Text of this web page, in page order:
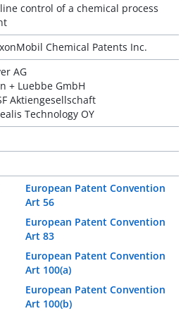
control of a chemical process
Chemical Patents Inc.
AG
+ Luebbe GmbH
Aktiengesellschaft
Technology OY
European Patent Convention
Art 56
European Patent Convention
Art 83
European Patent Convention
Art 100(a)
European Patent Convention
Art 100(b)